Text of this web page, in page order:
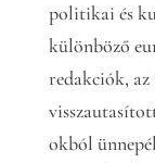
politikai és
különböző
redakciók,
okból